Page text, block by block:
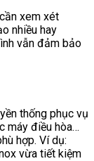
xem xét
nhiều hay
vẫn đảm bảo
thống phục vụ
máy điều hòa…
hợp. Ví dụ:
vừa tiết kiệm